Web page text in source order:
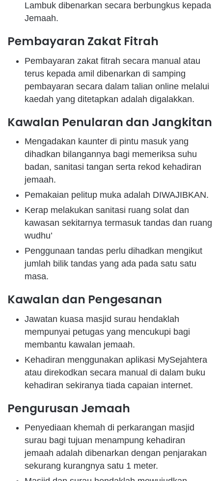
Lambuk dibenarkan secara berbungkus kepada
Jemaah.
Pembayaran Zakat Fitrah
Pembayaran zakat fitrah secara manual atau
terus kepada amil dibenarkan di samping
pembayaran secara dalam talian online melalui
kaedah yang ditetapkan adalah digalakkan.
Kawalan Penularan dan Jangkitan
Mengadakan kaunter di pintu masuk yang
dihadkan bilangannya bagi memeriksa suhu
badan, sanitasi tangan serta rekod kehadiran
jemaah.
Pemakaian pelitup muka adalah DIWAJIBKAN.
Kerap melakukan sanitasi ruang solat dan
kawasan sekitarnya termasuk tandas dan ruang
wudhu’
Penggunaan tandas perlu dihadkan mengikut
jumlah bilik tandas yang ada pada satu satu
masa.
Kawalan dan Pengesanan
Jawatan kuasa masjid surau hendaklah
mempunyai petugas yang mencukupi bagi
membantu kawalan jemaah.
Kehadiran menggunakan aplikasi MySejahtera
atau direkodkan secara manual di dalam buku
kehadiran sekiranya tiada capaian internet.
Pengurusan Jemaah
Penyediaan khemah di perkarangan masjid
surau bagi tujuan menampung kehadiran
jemaah adalah dibenarkan dengan penjarakan
sekurang kurangnya satu 1 meter.